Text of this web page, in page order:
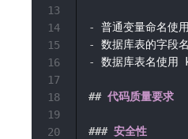
-
-
-
数据库表名使
## 代码质量要求
### 安全性
13
14
15
16
17
18
19
20